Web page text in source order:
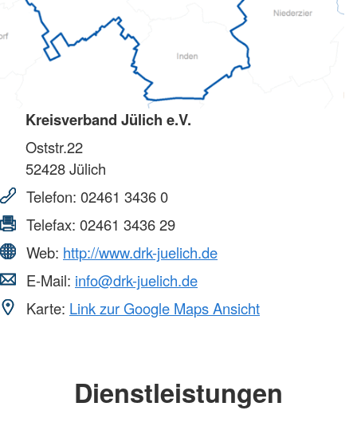
Kreisverband Jülich e.V.
Oststr.22
52428Jülich
Telefon: 02461 3436 0
Telefax: 02461 3436 29
Web: http://www.drk-juelich.de
E-Mail: info@drk-juelich.de
Karte: Link zur Google Maps Ansicht
Dienstleistungen